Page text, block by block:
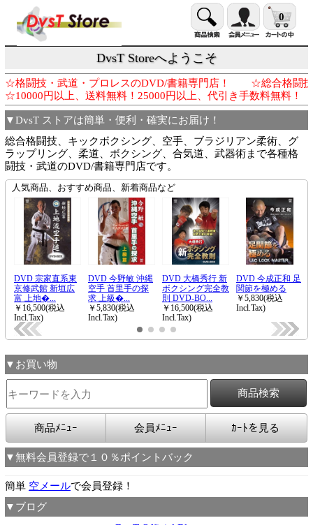
0
DvsT Storeへようこそ
☆格闘技・武道・プロレスのDVD/書籍専門店！ ☆総合格闘技
☆10000円以上、送料無料！25000円以上、代引き手数料無
▼DvsT ストアは簡単・便利・確実にお届け！
総合格闘技、キックボクシング、空手、ブラジリアン柔術、グ
ラップリング、柔道、ボクシング、合気道、武器術まで各種格
闘技・武道のDVD/書籍専門店です。
▼お買い物
商品ﾒﾆｭｰ 会員ﾒﾆｭｰ ｶｰﾄを見る
▼無料会員登録で１０％ポイントバック
簡単 空メールで会員登録！
▼ブログ